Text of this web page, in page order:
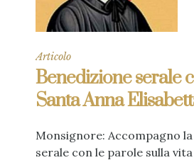
Articolo
Benedizione serale
Santa Anna
Monsignore: Accompagno
serale con le parole sulla